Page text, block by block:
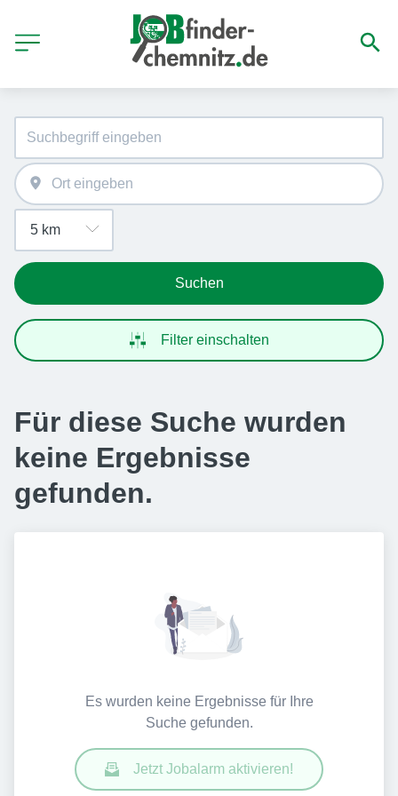
Suchen
Filter einschalten
Für diese Suche wurden
keine Ergebnisse
gefunden.
Es wurden keine Ergebnisse für Ihre
Suche gefunden.
Jetzt Jobalarm aktivieren!